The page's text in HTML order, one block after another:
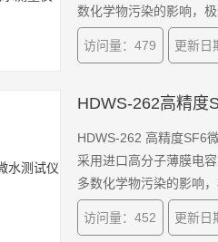
数化学物污染的影响，
访问量：479 更新日
HDWS-262高精度
HDWS-262 高精度SF6
采用进口高分子薄膜电
多数化学物污染的影响
访问量：452 更新日